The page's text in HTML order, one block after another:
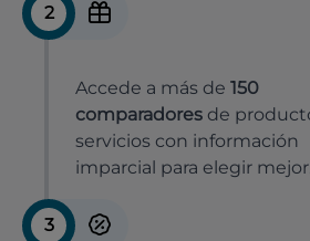
2
Accede a más de 150
comparadores de
servicios con información
imparcial para elegir
3